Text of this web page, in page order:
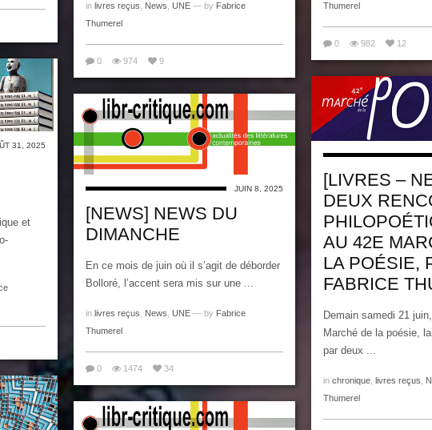
Thumerel
0 982 12
in livres reçus, News, UNE — by Fabrice
Thumerel
0 974 9
31, 2025
et
[LIVRES –
DEUX
AU 42E
LA POÉSIE,
FABRICE
Demain samedi 21
Marché de la poésie,
par deux ...
in chronique livres reçus
Thumerel
JUIN 8, 2025
[NEWS] NEWS DU
DIMANCHE
En ce mois de juin où il s’agit de déborder
Bolloré, l’accent sera mis sur une ...
in livres reçus News UNE — by Fabrice
Thumerel
0 1474 34